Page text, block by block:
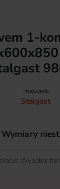
1-
Producent:
Stalgast
Wymiary
Wypełnij